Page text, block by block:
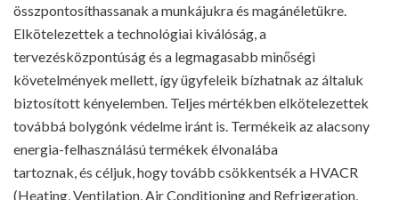
összpontosíthassanak a munkájukra és magánéletükre.
Elkötelezettek a technológiai kiválóság, a
tervezésközpontúság és a legmagasabb minőségi
követelmények mellett, így ügyfeleik bízhatnak az általuk
biztosított kényelemben. Teljes mértékben elkötelezettek
továbbá bolygónk védelme iránt is. Termékeik az alacsony
energia-felhasználású termékek élvonalába
tartoznak, és céljuk, hogy tovább csökkentsék a HVACR
(Heating, Ventilation, Air Conditioning and Refrigeration,